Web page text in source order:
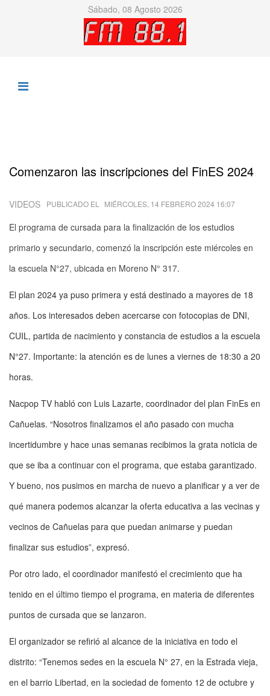
Sábado, 08 Agosto 2026
Comenzaron las inscripciones del FinES 2024
VIDEOS PUBLICADO EL MIÉRCOLES, 14 FEBRERO 2024 16:07
El programa de cursada para la finalización de los estudios
primario y secundario, comenzó la inscripción este miércoles en
la escuela N°27, ubicada en Moreno N° 317.
El plan 2024 ya puso primera y está destinado a mayores de 18
años. Los interesados deben acercarse con fotocopias de DNI,
CUIL, partida de nacimiento y constancia de estudios a la escuela
N°27. Importante: la atención es de lunes a viernes de 18:30 a 20
horas.
Nacpop TV habló con Luis Lazarte, coordinador del plan FinEs en
Cañuelas. “Nosotros finalizamos el año pasado con mucha
incertidumbre y hace unas semanas recibimos la grata noticia de
que se iba a continuar con el programa, que estaba garantizado.
Y bueno, nos pusimos en marcha de nuevo a planificar y a ver de
qué manera podemos alcanzar la oferta educativa a las vecinas y
vecinos de Cañuelas para que puedan animarse y puedan
finalizar sus estudios”, expresó.
Por otro lado, el coordinador manifestó el crecimiento que ha
tenido en el último tiempo el programa, en materia de diferentes
puntos de cursada que se lanzaron.
El organizador se refirió al alcance de la iniciativa en todo el
distrito: “Tenemos sedes en la escuela N° 27, en la Estrada vieja,
en el barrio Libertad, en la sociedad de fomento 12 de octubre y